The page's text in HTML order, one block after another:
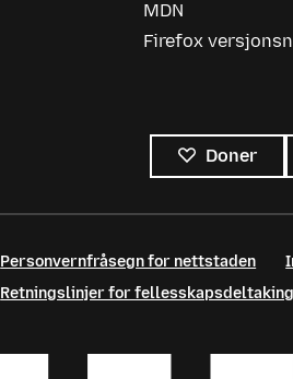
MDN
Firefox
Doner
Personvernfråsegn for nettstaden
Retningslinjer for fellesskapsdeltaking